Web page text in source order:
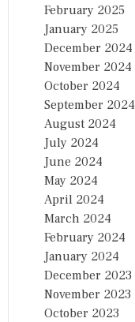
February 2025
January 2025
December 2024
November 2024
October 2024
September 2024
August 2024
July 2024
June 2024
May 2024
April 2024
March 2024
February 2024
January 2024
December 2023
November 2023
October 2023